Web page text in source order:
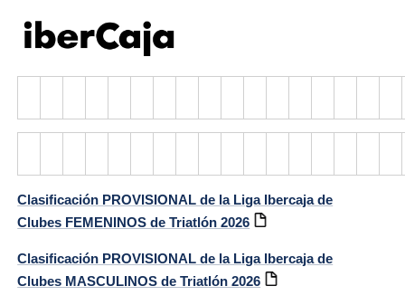
Clasificación PROVISIONAL de la Liga Ibercaja de
Clubes FEMENINOS de Triatlón 2026
Clasificación PROVISIONAL de la Liga Ibercaja de
Clubes MASCULINOS de Triatlón 2026